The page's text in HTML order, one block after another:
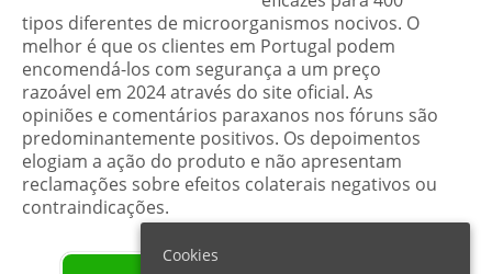
tipos diferentes de microorganismos nocivos. O
melhor é que os clientes em Portugal podem
encomendá-los com segurança a um preço
razoável em 2024 através do site oficial. As
opiniões e comentários paraxanos nos fóruns são
predominantemente positivos. Os depoimentos
elogiam a ação do produto e não apresentam
reclamações sobre efeitos colaterais negativos ou
contraindicações.
Cookies